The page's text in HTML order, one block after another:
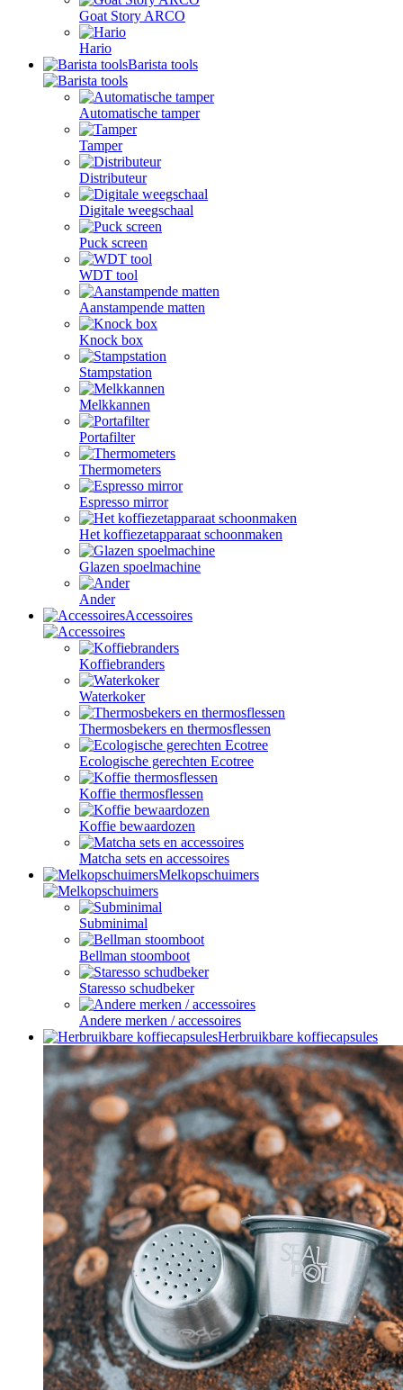
Goat Story ARCO
Hario
Barista tools
Automatische tamper
Tamper
Distributeur
Digitale weegschaal
Puck screen
WDT tool
Aanstampende matten
Knock box
Stampstation
Melkkannen
Portafilter
Thermometers
Espresso mirror
Het koffiezetapparaat schoonmaken
Glazen spoelmachine
Ander
Accessoires
Koffiebranders
Waterkoker
Thermosbekers en thermosflessen
Ecologische gerechten Ecotree
Koffie thermosflessen
Koffie bewaardozen
Matcha sets en accessoires
Melkopschuimers
Subminimal
Bellman stoomboot
Staresso schudbeker
Andere merken / accessoires
Herbruikbare koffiecapsules